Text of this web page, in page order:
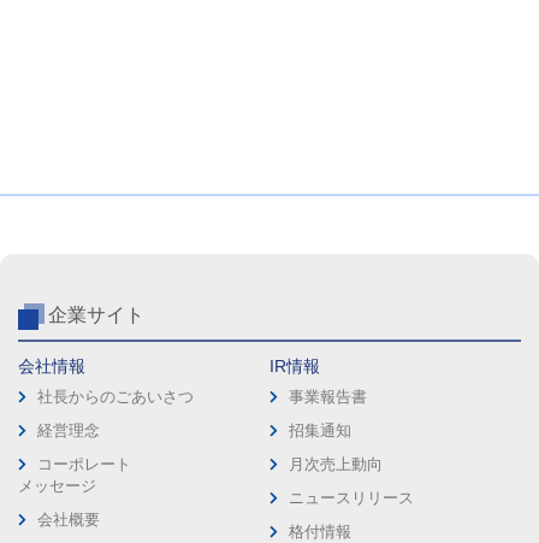
企業サイト
会社情報
社長からのごあいさつ
経営理念
コーポレート
メッセージ
会社概要
IR情報
事業報告書
招集通知
月次売上動向
ニュースリリース
格付情報